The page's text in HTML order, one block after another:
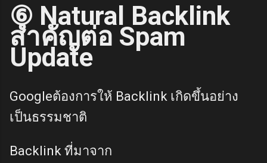
⑥ Natural Backlink
สำคัญต่อ Spam
Update
Googleต้องการให้ Backlink เกิดขึ้นอย่าง
เป็นธรรมชาติ
Backlink ที่มาจาก